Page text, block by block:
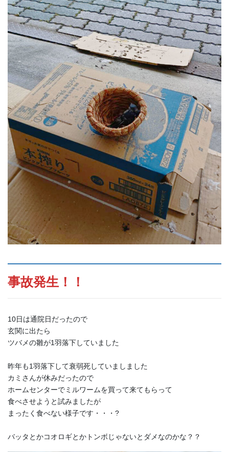
事故発生！！
10日は通院日だったので
玄関に出たら
ツバメの雛が1羽落下していました
昨年も1羽落下して衰弱死していましました
カミさんが休みだったので
ホームセンターでミルワームを買って来てもらって
食べさせようと試みましたが
まったく食べない様子です・・・?
バッタとかコオロギとかトンボじゃないとダメなのかな？？